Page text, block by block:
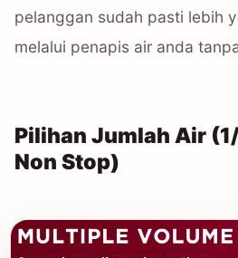
pelanggan sudah pasti lebih
melalui penapis air anda
Pilihan Jumlah Air
Non Stop)